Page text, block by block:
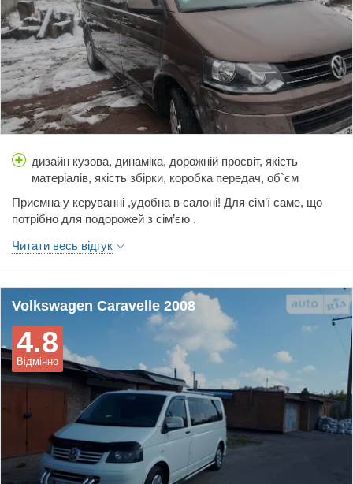
дизайн кузова, динаміка, дорожній просвіт, якість
матеріалів, якість збірки, коробка передач, об`єм
обслуговування, гальма, керованість, ціна, шумоізоляція
Приємна у керуванні ,удобна в салоні! Для сім’ї саме, що
потрібно для подорожей з сім’єю .
Читати весь відгук
Volkswagen Caravelle 2008
Відмінно
4.8